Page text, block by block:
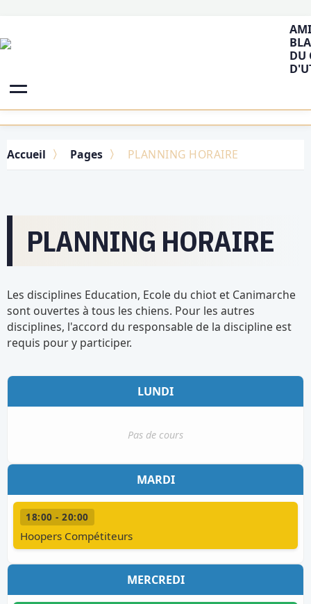
DU
Accueil Pages PLANNING HORAIRE
PLANNING HORAIRE
Les disciplines Education, Ecole du chiot et Canimarche
sont ouvertes à tous les chiens. Pour les autres
disciplines, l'accord du responsable de la discipline est
requis pour y participer.
LUNDI
Pas de cours
MARDI
18:00 - 20:00
Hoopers Compétiteurs
MERCREDI